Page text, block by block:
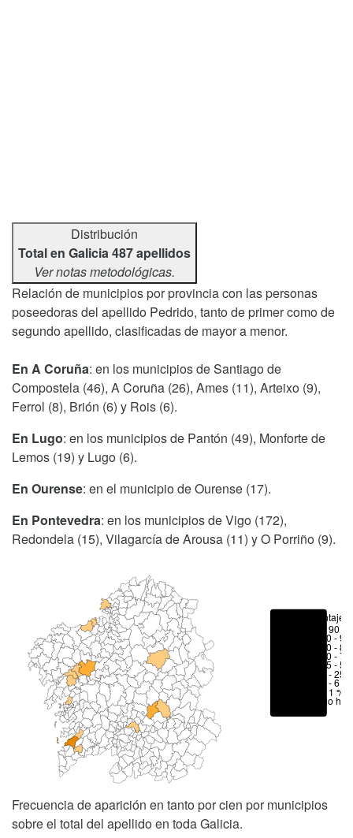
Distribución
Total en Galicia 487 apellidos
Ver notas metodológicas.
Relación de municipios por provincia con las personas
poseedoras del apellido Pedrido, tanto de primer como de
segundo apellido, clasificadas de mayor a menor.
En A Coruña: en los municipios de Santiago de
Compostela (46), A Coruña (26), Ames (11), Arteixo (9),
Ferrol (8), Brión (6) y Rois (6).
En Lugo: en los municipios de Pantón (49), Monforte de
Lemos (19) y Lugo (6).
En Ourense: en el municipio de Ourense (17).
En Pontevedra: en los municipios de Vigo (172),
Redondela (15), Vilagarcía de Arousa (11) y O Porriño (9).
Porcentajes
> 90 %
80 -
70 -
50 -
25 -
6 - 25
1 - 6 %
< 1 %
No hay
Frecuencia de aparición en tanto por cien por municipios
sobre el total del apellido en toda Galicia.